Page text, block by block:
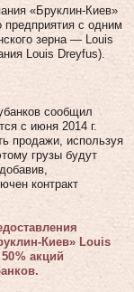
«Бруклин-Киев»
предприятия с одним
зерна — Louis
Louis Dreyfus).
сообщил
с июня 2014 г.
продажи, используя
грузы будут
контракт
Киев» Louis
% акций